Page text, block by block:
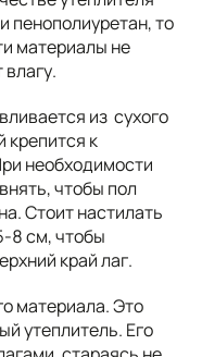
пенополиуретан, то
материалы не
из сухого
крепится к
необходимости
чтобы пол
Стоит настилать
8 см, чтобы
край лаг.
материала. Это
утеплитель. Его